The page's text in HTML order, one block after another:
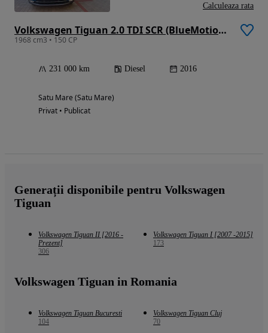
Volkswagen Tiguan 2.0 TDI SCR (BlueMotion Technology) DSG Highline
1968 cm3 • 150 CP
231 000 km Diesel 2016
Satu Mare (Satu Mare)
Privat • Publicat
Calculeaza rata
Generații disponibile pentru Volkswagen
Tiguan
Volkswagen Tiguan II [2016 -
Prezent]
306
Volkswagen Tiguan I [2007 -2015]
173
Volkswagen Tiguan in Romania
Volkswagen Tiguan Bucuresti
104
Volkswagen Tiguan Cluj
70